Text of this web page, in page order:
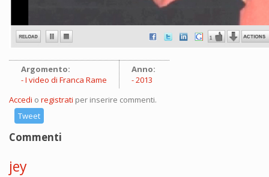
Argomento:
I video di Franca Rame
Anno:
2013
Accedi o registrati per inserire commenti.
Tweet
Commenti
jey